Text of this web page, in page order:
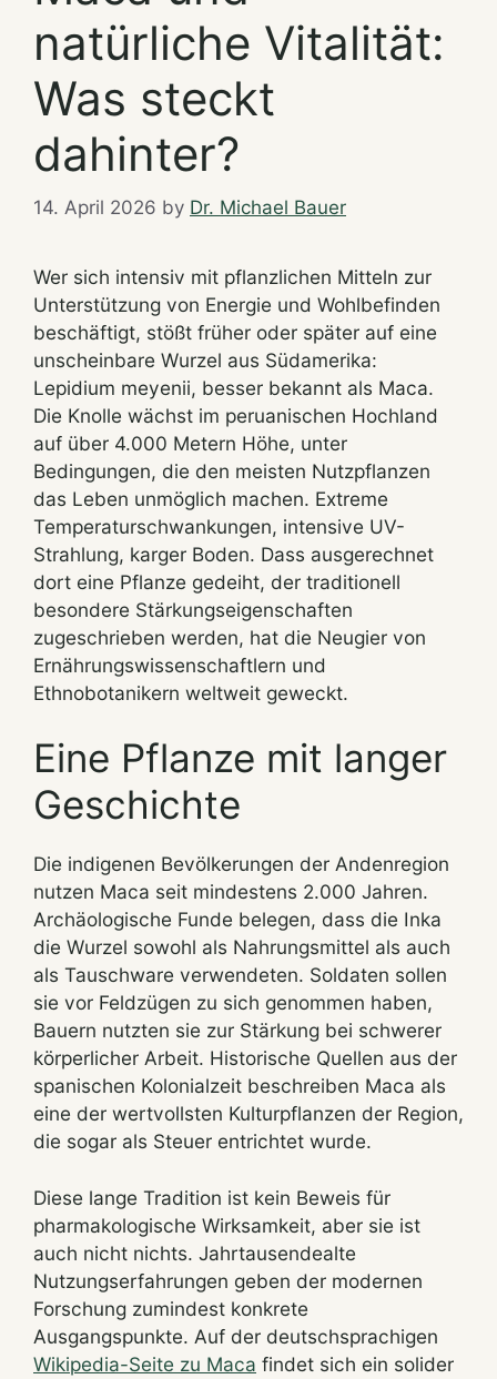
natürliche Vitalität:
Was steckt
dahinter?
14. April 2026 by Dr. Michael Bauer
Wer sich intensiv mit pflanzlichen Mitteln zur
Unterstützung von Energie und Wohlbefinden
beschäftigt, stößt früher oder später auf eine
unscheinbare Wurzel aus Südamerika:
Lepidium meyenii, besser bekannt als Maca.
Die Knolle wächst im peruanischen Hochland
auf über 4.000 Metern Höhe, unter
Bedingungen, die den meisten Nutzpflanzen
das Leben unmöglich machen. Extreme
Temperaturschwankungen, intensive UV-
Strahlung, karger Boden. Dass ausgerechnet
dort eine Pflanze gedeiht, der traditionell
besondere Stärkungseigenschaften
zugeschrieben werden, hat die Neugier von
Ernährungswissenschaftlern und
Ethnobotanikern weltweit geweckt.
Eine Pflanze mit langer
Geschichte
Die indigenen Bevölkerungen der Andenregion
nutzen Maca seit mindestens 2.000 Jahren.
Archäologische Funde belegen, dass die Inka
die Wurzel sowohl als Nahrungsmittel als auch
als Tauschware verwendeten. Soldaten sollen
sie vor Feldzügen zu sich genommen haben,
Bauern nutzten sie zur Stärkung bei schwerer
körperlicher Arbeit. Historische Quellen aus der
spanischen Kolonialzeit beschreiben Maca als
eine der wertvollsten Kulturpflanzen der Region,
die sogar als Steuer entrichtet wurde.
Diese lange Tradition ist kein Beweis für
pharmakologische Wirksamkeit, aber sie ist
auch nicht nichts. Jahrtausendealte
Nutzungserfahrungen geben der modernen
Forschung zumindest konkrete
Ausgangspunkte. Auf der deutschsprachigen
Wikipedia-Seite zu Maca findet sich ein solider